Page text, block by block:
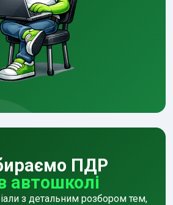
ПДР
автошколі
з детальним розбором тем,